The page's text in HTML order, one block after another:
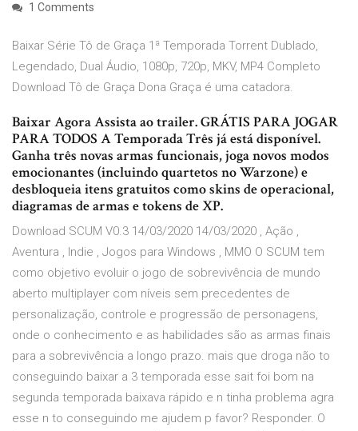
1 Comments
Baixar Série Tô de Graça 1ª Temporada Torrent Dublado,
Legendado, Dual Áudio, 1080p, 720p, MKV, MP4 Completo
Download Tô de Graça Dona Graça é uma catadora.
Baixar Agora Assista ao trailer. GRÁTIS PARA JOGAR
PARA TODOS A Temporada Três já está disponível.
Ganha três novas armas funcionais, joga novos modos
emocionantes (incluindo quartetos no Warzone) e
desbloqueia itens gratuitos como skins de operacional,
diagramas de armas e tokens de XP.
Download SCUM V0.3 14/03/2020 14/03/2020 , Ação ,
Aventura , Indie , Jogos para Windows , MMO O SCUM tem
como objetivo evoluir o jogo de sobrevivência de mundo
aberto multiplayer com níveis sem precedentes de
personalização, controle e progressão de personagens,
onde o conhecimento e as habilidades são as armas finais
para a sobrevivência a longo prazo. mais que droga não to
conseguindo baixar a 3 temporada esse sait foi bom na
segunda temporada baixava rápido e n tinha problema agra
esse n to conseguindo me ajudem p favor? Responder. O